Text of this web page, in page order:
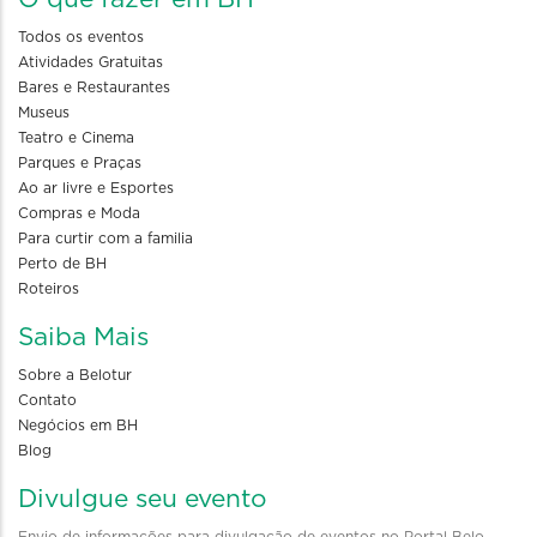
Todos os eventos
Atividades Gratuitas
Bares e Restaurantes
Museus
Teatro e Cinema
Parques e Praças
Ao ar livre e Esportes
Compras e Moda
Para curtir com a familia
Perto de BH
Roteiros
Saiba Mais
Sobre a Belotur
Contato
Negócios em BH
Blog
Divulgue seu evento